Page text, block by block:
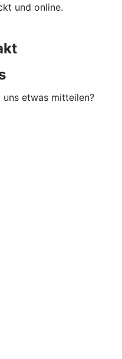
und online.
uns etwas mitteilen?